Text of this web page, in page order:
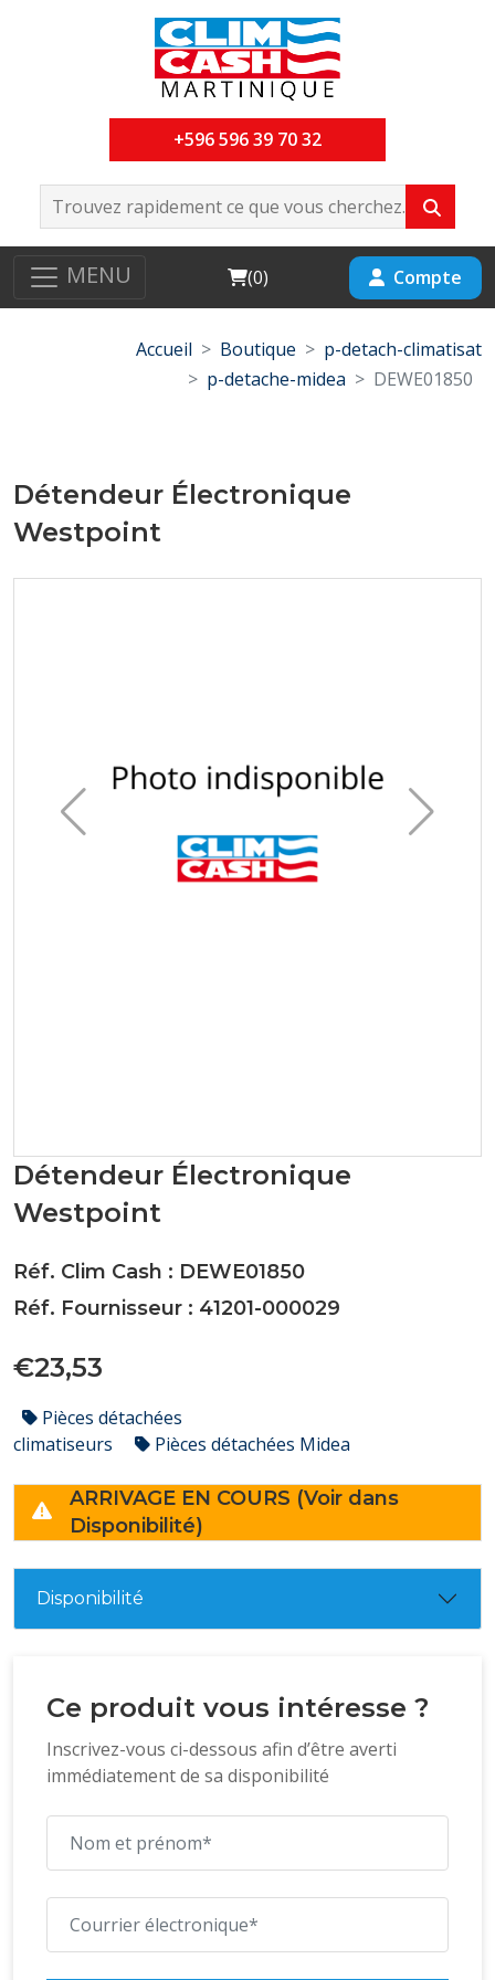
+596 596 39 70 32
MENU Cart
(0) Compte
Accueil Boutique
p-detach-climatisat
p-detache-midea
DEWE01850
Détendeur Électronique
Westpoint
Détendeur Électronique
Westpoint
Réf. Clim Cash : DEWE01850
Réf. Fournisseur : 41201-000029
€23,53
Pièces détachées
climatiseurs
Pièces détachées Midea
ARRIVAGE EN COURS (Voir dans
Disponibilité)
Disponibilité
Ce produit vous intéresse ?
Inscrivez-vous ci-dessous afin d’être averti
immédiatement de sa disponibilité